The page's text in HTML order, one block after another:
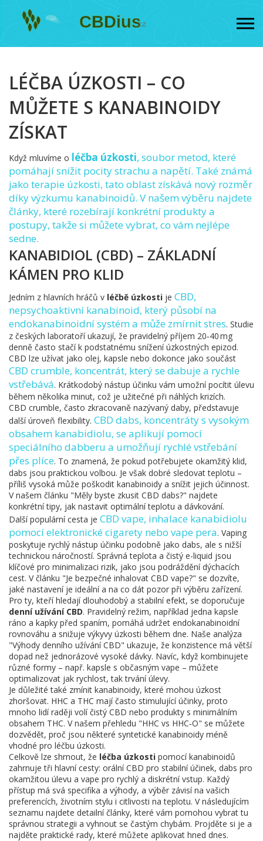
LÉČBA ÚZKOSTI – CO
MŮŽETE S KANABINOIDY
ZÍSKAT
Když mluvíme o léčba úzkosti, soubor metod, které
pomáhají snížit pocity strachu a napětí. Také známá
jako terapie úzkosti, tato oblast získává nový rozměr
díky výzkumu kanabinoidů. V našem výběru najdete
články, které rozebírají konkrétní produkty a
postupy, takže si můžete vybrat, co vám nejlépe
sedne.
KANABIDIOL (CBD) – ZÁKLADNÍ
KÁMEN PRO KLID
Jedním z hlavních hráčů v léčbě úzkosti je CBD,
nepsychoaktivní kanabinoid, který působí na
endokanabinoidní systém a může zmírnit stres. Studie
z českých laboratoří ukazují, že pravidelný příjem 20‑40 mg
denně často stačí k podstatnému snížení úzkostných epizod.
CBD lze užívat jako olej, kapsle nebo dokonce jako součást
CBD crumble, koncentrát, který se dabuje a rychle
vstřebává. Krátkodobý nástup účinku vám umožní pocítit úlevu
během několika minut, což je užitečné při náhlých krizích.
CBD crumble, často zkracovaně nazývaný daby, představuje
další úroveň flexibility. CBD dabs, koncentráty s vysokým
obsahem kanabidiolu, se aplikují pomocí
speciálního dabberu a umožňují rychlé vstřebání
přes plíce. To znamená, že pokud potřebujete okamžitý klid,
dabs jsou praktickou volbou. Je však dobré sledovat teplotu –
příliš vysoká může poškodit kanabinoidy a snížit jejich účinnost.
V našem článku "Měly byste zkusit CBD dabs?" najdete
konkrétní tipy, jak nastavit optimální teplotu a dávkování.
Další populární cesta je CBD vape, inhalace kanabidiolu
pomocí elektronické cigarety nebo vape pera. Vaping
poskytuje rychlý nástup účinku podobně jako dabs, ale s nižší
technickou náročností. Správná teplota a čistý e-liquid jsou
klíčové pro minimalizaci rizik, jako jsou podráždění dýchacích
cest. V článku "Je bezpečné inhalovat CBD vape?" se dozvíte,
jaké nastavení je ideální a na co dát pozor při výběru zařízení.
Pro ty, kteří hledají dlouhodobý a stabilní efekt, se doporučuje
denní užívání CBD. Pravidelný režim, například jedna kapsle
ráno a kapky před spaním, pomáhá udržet endokanabinoidní
rovnováhu a snižuje výkyvy úzkosti během dne. Naše analýza
"Výhody denního užívání CBD" ukazuje, že konzistence má větší
dopad než jednorázové vysoké dávky. Navíc, když kombinujete
různé formy – např. kapsle s občasným vape – můžete
optimalizovat jak rychlost, tak trvání úlevy.
Je důležité také zmínit kanabinoidy, které mohou úzkost
zhoršovat. HHC a THC mají často stimulující účinky, proto
mnoho lidí raději volí čistý CBD nebo produkty s minimálním
obsahem THC. V našem přehledu "HHC vs HHC‑O" se můžete
dozvědět, proč jsou některé syntetické kanabinoidy méně
vhodné pro léčbu úzkosti.
Celkově lze shrnout, že léčba úzkosti pomocí kanabinoidů
zahrnuje tři hlavní cesty: orální CBD pro stabilní účinek, dabs pro
okamžitou úlevu a vape pro rychlý a diskrétní vstup. Každý
přístup má svá specifika a výhody, a výběr závisí na vašich
preferencích, životním stylu i citlivosti na teplotu. V následujícím
seznamu najdete detailní články, které vám pomohou vybrat tu
správnou strategii a vyhnout se častým chybám. Projděte si je a
najděte praktické rady, které můžete aplikovat hned dnes.